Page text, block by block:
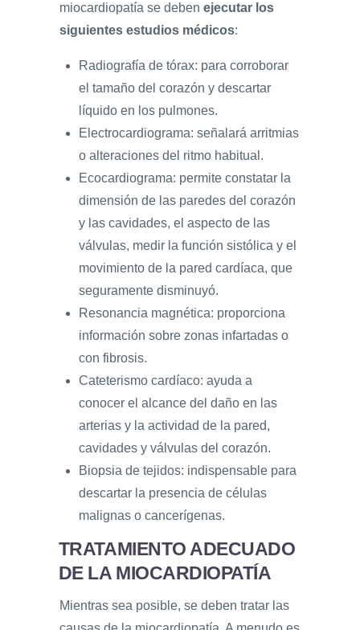
miocardiopatía se deben ejecutar los
siguientes estudios médicos:
Radiografía de tórax: para corroborar
el tamaño del corazón y descartar
líquido en los pulmones.
Electrocardiograma: señalará arritmias
o alteraciones del ritmo habitual.
Ecocardiograma: permite constatar la
dimensión de las paredes del corazón
y las cavidades, el aspecto de las
válvulas, medir la función sistólica y el
movimiento de la pared cardíaca, que
seguramente disminuyó.
Resonancia magnética: proporciona
información sobre zonas infartadas o
con fibrosis.
Cateterismo cardíaco: ayuda a
conocer el alcance del daño en las
arterias y la actividad de la pared,
cavidades y válvulas del corazón.
Biopsia de tejidos: indispensable para
descartar la presencia de células
malignas o cancerígenas.
TRATAMIENTO ADECUADO
DE LA MIOCARDIOPATÍA
Mientras sea posible, se deben tratar las